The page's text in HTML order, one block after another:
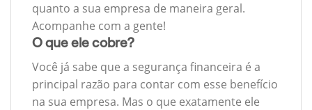
quanto a sua empresa de maneira geral.
Acompanhe com a gente!
O que ele cobre?
Você já sabe que a segurança financeira é a
principal razão para contar com esse benefício
na sua empresa. Mas o que exatamente ele